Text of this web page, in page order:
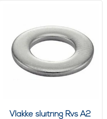
Vlakke sluitring Rvs A2